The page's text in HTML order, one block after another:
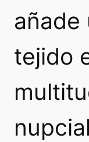
añade
tejido